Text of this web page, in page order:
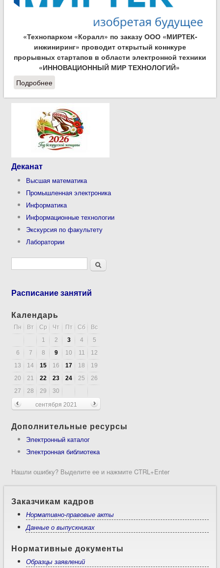
«Технопарком «Коралл» по заказу ООО «МИРТЕК-
инжиниринг» проводит открытый коннкуре
прорывных стартапов в области электронной техники
«ИННОВАЦИОННЫЙ МИР ТЕХНОЛОГИЙ»
Подробнеео Конкурс прорывных стартапов в области
электронной техники «ИННОВАЦИОННЫЙ МИР
Деканат
Высшая математика
Промышленная электроника
Информатика
Информационные технологии
Экскурсия по факультету
Лаборатории
Форма поискаПоиск
Расписание занятий
Календарь
Пн Вт Ср Чт Пт Сб
Вс
1
2 3 4
5
6
7 8 9 10 11
12
13
14 15 16 17 18
19
20
21 22 23 24 25
26
27
28 29
30
сентября 2021
Дополнительные ресурсы
Электронный каталог
Электронная библиотека
Нашли ошибку? Выделите ее и нажмите CTRL+Enter
Заказчикам кадров
Нормативно-правовые акты
Данные о выпускниках
Нормативные документы
Образцы заявлений